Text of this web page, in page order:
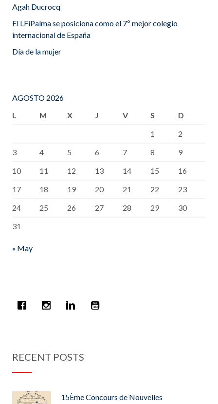
Agah Ducrocq
El LFiPalma se posiciona como el 7º mejor colegio
internacional de España
Día de la mujer
AGOSTO 2026
L
M X J V S
D
1
2
3
4 5 6 7 8
9
10
11 12 13 14 15
16
17
18 19 20 21 22
23
24
25 26 27 28 29
30
31
« May
RECENT POSTS
15Ème Concours de Nouvelles